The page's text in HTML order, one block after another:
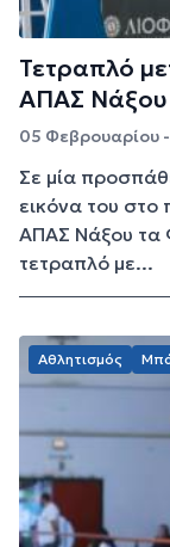
Τετραπλό
ΑΠΑΣ Νάξου
05 Φεβρουαρίου -
Σε μία
εικόνα του
ΑΠΑΣ Νάξου τα
τετραπλό με...
Αθλητισμός